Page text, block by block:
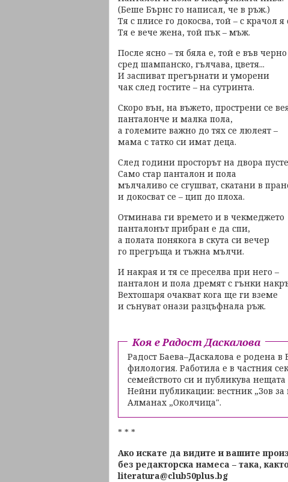
(Беше Бърнс го написал, че в ръж.)
Тя с плисе го докосва, той – с крачол я
Тя е вече жена, той пък – мъж.
После ясно – тя бяла е, той е във черно
сред шампанско, гълчава, цветя...
И заспиват прегърнати и уморени
чак след гостите – на сутринта.
Скоро вън, на въжето, прострени се
панталонче и малка пола,
а големите важно до тях се люлеят –
мама с татко си имат деца.
След години просторът на двора
Само стар панталон и пола
мълчаливо се сгушват, скатани в
и докосват се – цип до плоха.
Отминава ги времето и в чекмеджето
панталонът прибран е да спи,
а полата понякога в скута си вечер
го прегръща и тъжна мълчи.
И накрая и тя се преселва при него –
панталон и пола дремят с гънки
Вехтошаря очакват кога ще ги вземе
и сънуват онази разцъфнала ръж.
Коя е Радост Даскалова
Радост Баева–Даскалова е родена
филология. Работила е в частния
семейството си и публикува нещата
Нейни публикации: вестник „Зов
Алманах „Околчица".
* * *
Ако искате да видите и вашите
без редакторска намеса – така,
literatura@club50plus.bg